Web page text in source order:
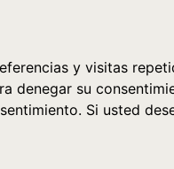
y visitas
denegar su
Si usted